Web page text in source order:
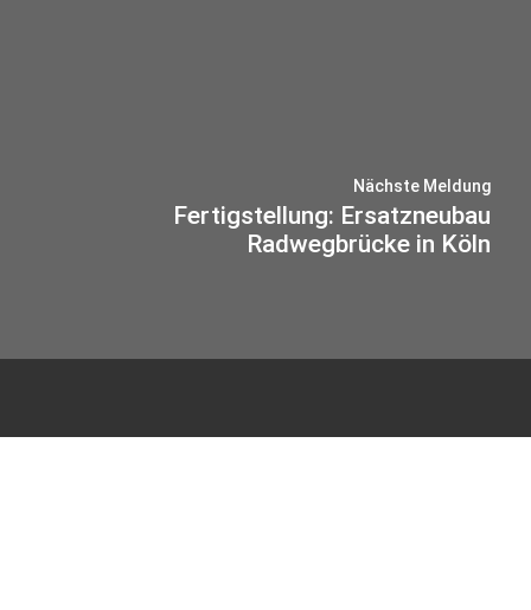
Nächste Meldung
Fertigstellung: Ersatzneubau
Radwegbrücke in Köln